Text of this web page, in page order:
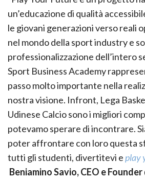
un’educazione di qualità
le giovani generazioni verso reali
nel mondo della sport industry e
professionalizzazione dell’intero
Sport Business Academy
passo molto importante nella
nostra visione. Infront, Lega
Udinese Calcio sono i migliori
potevamo sperare di incontrare.
poter affrontare con loro questa
tutti gli studenti, divertitevi eplay
Beniamino Savio, CEO e